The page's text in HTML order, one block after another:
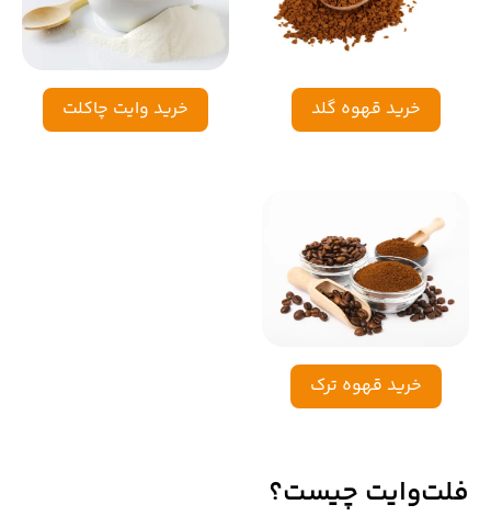
خرید قهوه گلد خرید وایت چاکلت
خرید قهوه ترک
فلت‌وایت چیست؟